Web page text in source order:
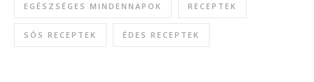
EGÉSZSÉGES MINDENNAPOK RECEPTEK
SÓS RECEPTEK ÉDES RECEPTEK